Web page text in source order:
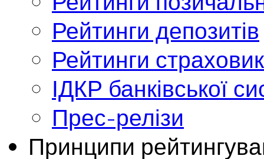
Рейтинги депозитів
Рейтинги
ІДКР банківської
Прес-релізи
Принципи